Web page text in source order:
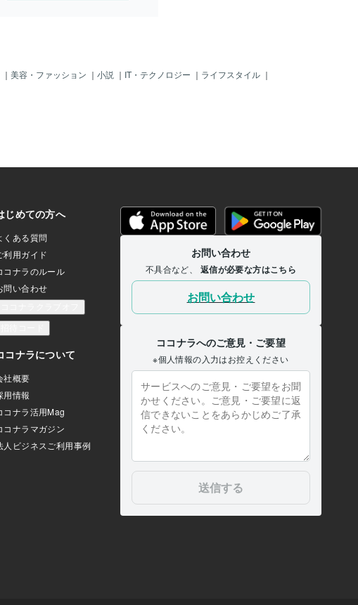
｜ 美容・ファッション ｜ 小説 ｜ IT・テクノロジー ｜ ライフスタイル ｜